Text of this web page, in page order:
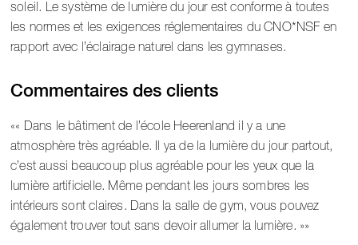
soleil. Le système de lumière du jour est conforme à toutes
les normes et les exigences réglementaires du CNO*NSF en
rapport avec l’éclairage naturel dans les gymnases.
Commentaires des clients
« Dans le bâtiment de l’école Heerenland il y a une
atmosphère très agréable. Il ya de la lumière du jour partout,
c’est aussi beaucoup plus agréable pour les yeux que la
lumière artificielle. Même pendant les jours sombres les
intérieurs sont claires. Dans la salle de gym, vous pouvez
également trouver tout sans devoir allumer la lumière. »